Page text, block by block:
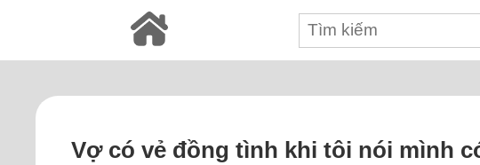
Vợ có vẻ đồng tình khi tôi nói mình